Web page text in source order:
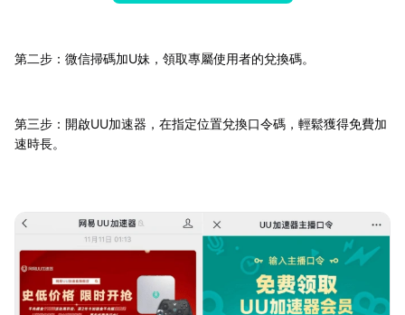
第二步：微信掃碼加U妹，領取專屬使用者的兌換碼。
第三步：開啟UU加速器，在指定位置兌換口令碼，輕鬆獲得免費加
速時長。